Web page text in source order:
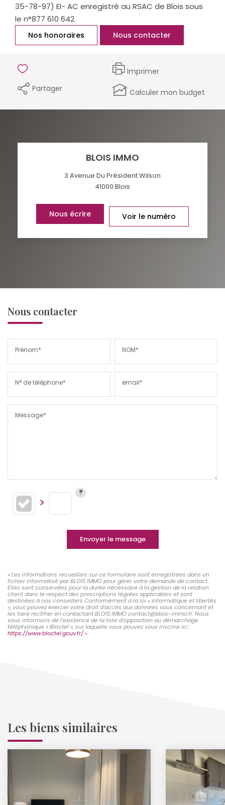
35-78-97) EI- AC enregistré au RSAC de Blois sous
le n°877 610 642.
Nos honoraires Nous contacter
Imprimer
Partager
Calculer mon budget
BLOIS IMMO
3 Avenue Du Président Wilson
41000 Blois
Nous écrire Voir le numéro
Nous contacter
Prénom* NOM*
N° de téléphone* email*
Message*
Envoyer le message
« Les informations recueillies sur ce formulaire sont enregistrées dans un
fichier informatisé par BLOIS IMMO pour gérer votre demande de contact.
Elles sont conservées pour la durée nécessaire à la gestion de la relation
client dans le respect des prescriptions légales applicables et sont
destinées à nos conseillers Conformément à la loi « informatique et libertés
», vous pouvez exercer votre droit d'accès aux données vous concernant et
les faire rectifier en contactant BLOIS IMMO contact@blois-immo.fr. Nous
vous informons de l'existence de la liste d'opposition au démarchage
téléphonique « Bloctel », sur laquelle vous pouvez vous inscrire ici :
https://www.bloctel.gouv.fr/»
Les biens similaires